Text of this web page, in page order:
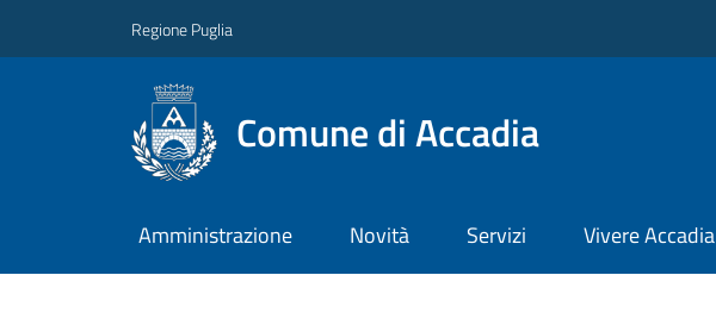
Regione Puglia
Comune di Accadia
Amministrazione Novità Servizi Vivere Accadia